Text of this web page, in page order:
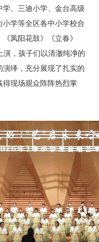
、三迪小学、金台高级
学等全区各中小学校合
凤阳花鼓》《立春》
演，孩子们以清澈纯净的
绎，充分展现了扎实的
得现场观众阵阵热烈掌